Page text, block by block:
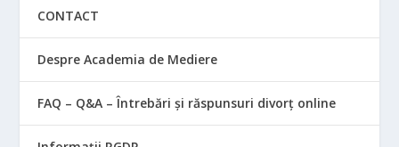
CONTACT
Despre Academia de Mediere
FAQ – Q&A – Întrebări și răspunsuri divorț online